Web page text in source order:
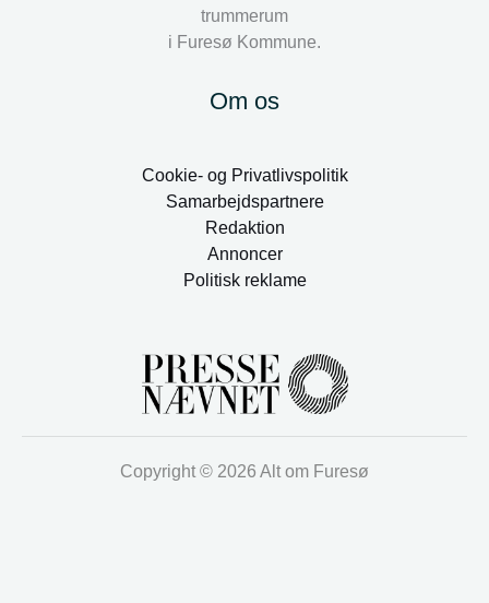
trummerum
i Furesø Kommune.
Om os
Cookie- og Privatlivspolitik
Samarbejdspartnere
Redaktion
Annoncer
Politisk reklame
Copyright © 2026 Alt om Furesø